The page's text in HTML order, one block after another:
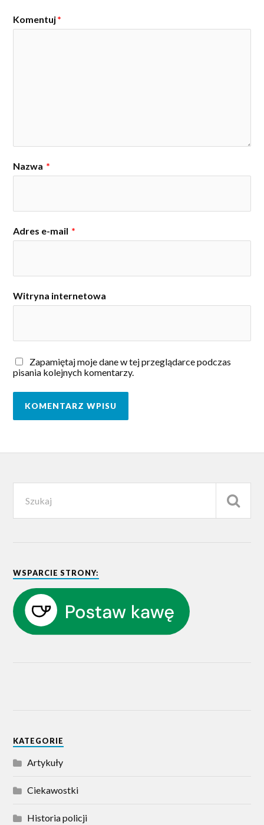
Komentuj*
Nazwa *
Adres e-mail *
Witryna internetowa
Zapamiętaj moje dane w tej przeglądarce podczas
pisania kolejnych komentarzy.
WSPARCIE STRONY:
KATEGORIE
Artykuły
Ciekawostki
Historia policji